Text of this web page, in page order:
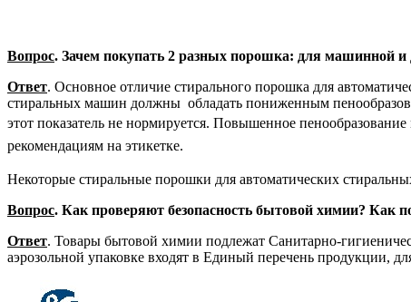
Вопрос. Зачем покупать 2 разных порошка: для машинной
Ответ. Основное отличие стирального порошка для
стиральных машин должны обладать пониженным
этот показатель не нормируется. Повышенное пенообразование
рекомендациям на этикетке.
Некоторые стиральные порошки для автоматических
Вопрос. Как проверяют безопасность бытовой химии? Как
Ответ. Товары бытовой химии подлежат Санитарно-
аэрозольной упаковке входят в Единый перечень продукции,